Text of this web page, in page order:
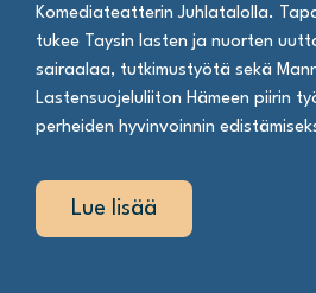
Komediateatterin Juhlatalolla.
tukee Taysin lasten ja nuorten
sairaalaa, tutkimustyötä sekä
Lastensuojeluliiton Hämeen piirin
perheiden hyvinvoinnin
Lue lisää